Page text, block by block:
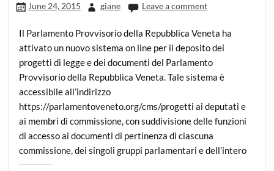
June 24, 2015 giane Leave a comment
Il Parlamento Provvisorio della Repubblica Veneta ha
attivato un nuovo sistema on line per il deposito dei
progetti di legge e dei documenti del Parlamento
Provvisorio della Repubblica Veneta. Tale sistema è
accessibile all’indirizzo
https://parlamentoveneto.org/cms/progetti ai deputati e
ai membri di commissione, con suddivisione delle funzioni
di accesso ai documenti di pertinenza di ciascuna
commissione, dei singoli gruppi parlamentari e dell’intero